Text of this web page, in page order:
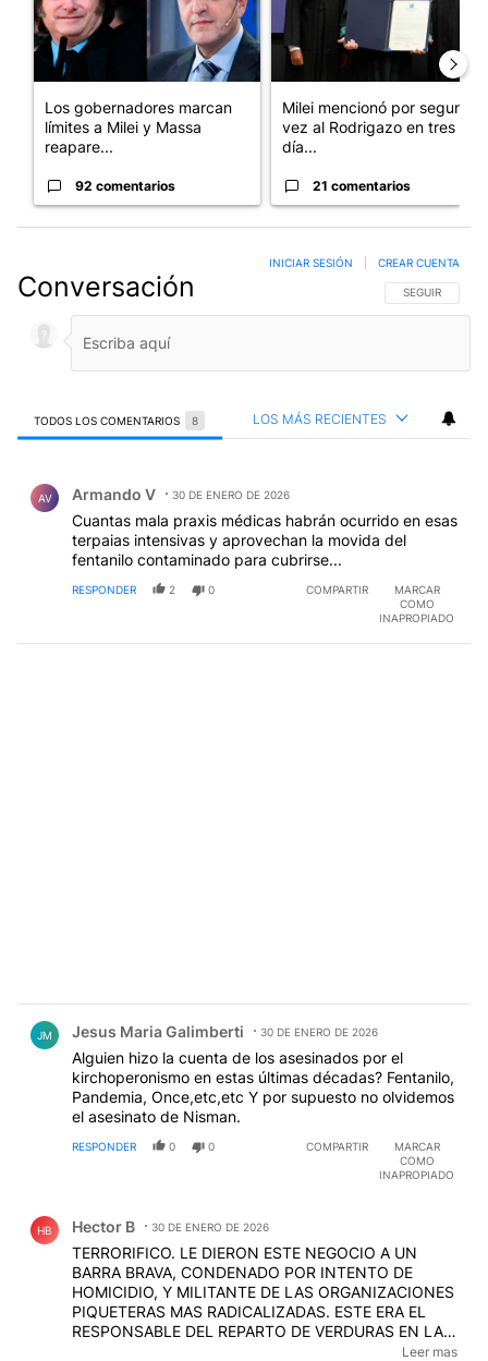
Los gobernadores marcan
límites a Milei y Massa
reapare...
92 comentarios
Milei mencionó por segunda
vez al Rodrigazo en tres
día...
21 comentarios
Conversación SIGA ESTA
SEGUIR
INICIAR SESIÓN CREAR CUENTA
TODOS LOS COMENTARIOS 8 LOS MÁS RECIENTES
AV Armando V 30 DE ENERO DE 2026
Cuantas mala praxis médicas habrán ocurrido en esas
terpaias intensivas y aprovechan la movida del
fentanilo contaminado para cubrirse...
RESPONDER 2 0 COMPARTIR
MARCAR
COMO
INAPROPIADO
JM Jesus Maria Galimberti 30 DE ENERO DE 2026
Alguien hizo la cuenta de los asesinados por el
kirchoperonismo en estas últimas décadas? Fentanilo,
Pandemia, Once,etc,etc Y por supuesto no olvidemos
el asesinato de Nisman.
RESPONDER 0 0 COMPARTIR
MARCAR
COMO
INAPROPIADO
HB Hector B 30 DE ENERO DE 2026
TERRORIFICO. LE DIERON ESTE NEGOCIO A UN
BARRA BRAVA, CONDENADO POR INTENTO DE
HOMICIDIO, Y MILITANTE DE LAS ORGANIZACIONES
PIQUETERAS MAS RADICALIZADAS. ESTE ERA EL
RESPONSABLE DEL REPARTO DE VERDURAS EN LA
PLAZA DE MAYO, CUANDO LAS PROTESTAS. CON
Leer mas